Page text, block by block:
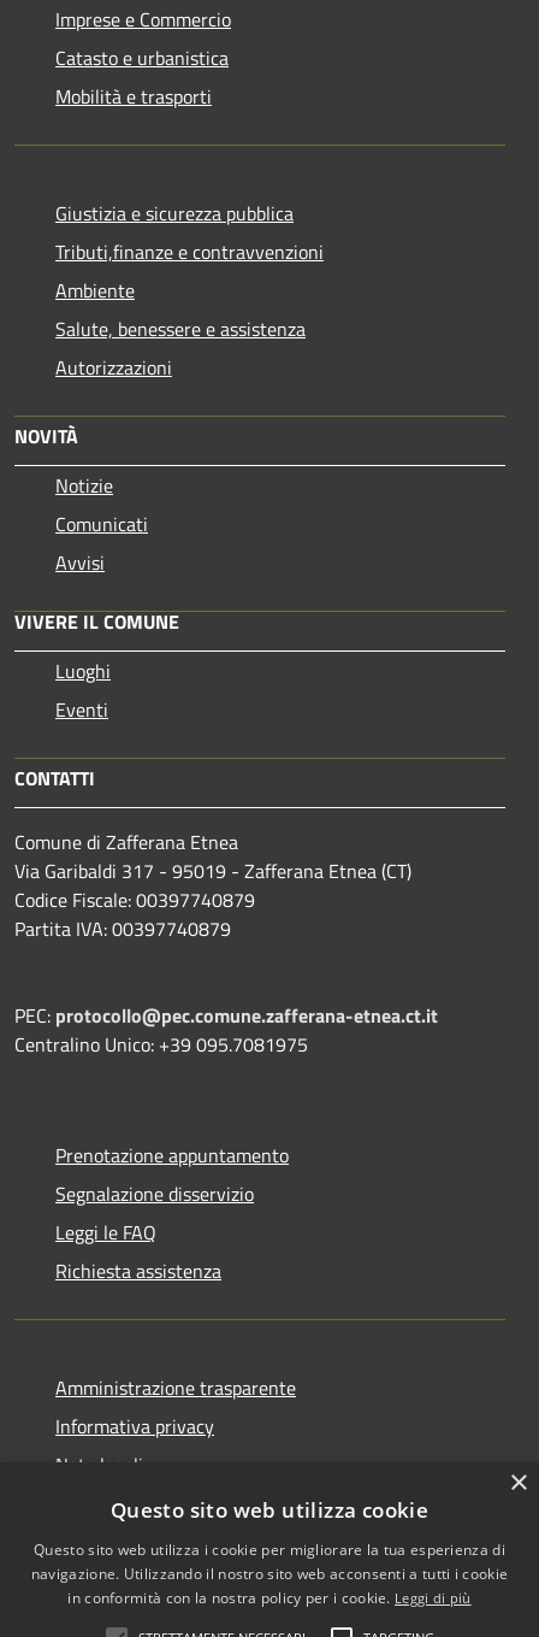
Imprese e Commercio
Catasto e urbanistica
Mobilità e trasporti
Giustizia e sicurezza pubblica
Tributi,finanze e contravvenzioni
Ambiente
Salute, benessere e assistenza
Autorizzazioni
NOVITÀ
Notizie
Comunicati
Avvisi
VIVERE IL COMUNE
Luoghi
Eventi
CONTATTI
Comune di Zafferana Etnea
Via Garibaldi 317 - 95019 - Zafferana Etnea (CT)
Codice Fiscale: 00397740879
Partita IVA: 00397740879
PEC: protocollo@pec.comune.zafferana-etnea.ct.it
Centralino Unico: +39 095.7081975
Prenotazione appuntamento
Segnalazione disservizio
Leggi le FAQ
Richiesta assistenza
Amministrazione trasparente
Informativa privacy
Note legali
Dichiarazione di accessibilità
Copyright © 2026 • Comune di
×
Questo sito web utilizza cookie
Questo sito web utilizza i cookie per migliorare la tua esperienza di
navigazione. Utilizzando il nostro sito web acconsenti a tutti i cookie
in conformità con la nostra policy per i cookie. Leggi di più